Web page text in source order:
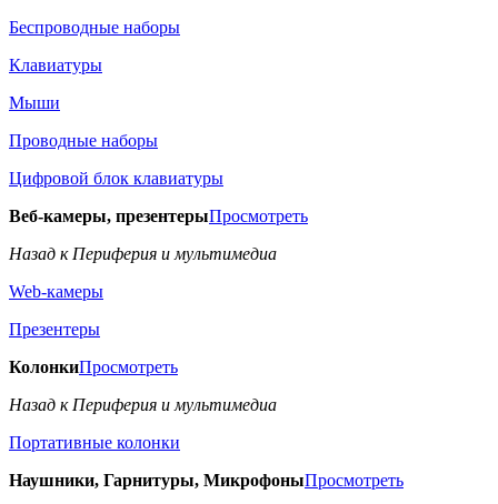
Беспроводные наборы
Клавиатуры
Мыши
Проводные наборы
Цифровой блок клавиатуры
Веб-камеры, презентерыПросмотреть
Назад к Периферия и мультимедиа
Web-камеры
Презентеры
КолонкиПросмотреть
Назад к Периферия и мультимедиа
Портативные колонки
Наушники, Гарнитуры, МикрофоныПросмотреть